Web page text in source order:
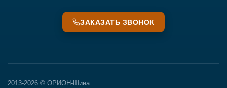
ЗАКАЗАТЬ ЗВОНОК
2013-2026 © ОРИОН-Шина